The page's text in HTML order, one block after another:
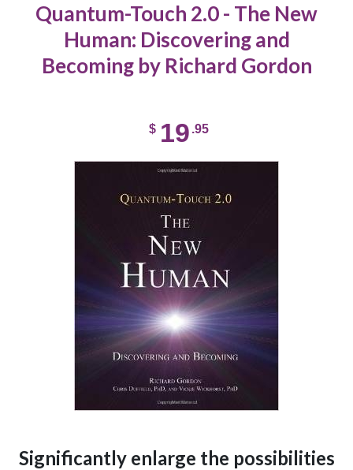
Quantum-Touch 2.0 - The New
Human: Discovering and
Becoming by Richard Gordon
$ 19 .95
Significantly enlarge the possibilities